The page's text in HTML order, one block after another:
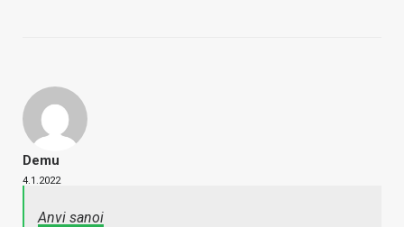
Demu
4.1.2022
Anvi sanoi